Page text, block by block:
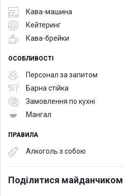
Кава-машина
Кейтеринг
Кава-брейки
ОСОБЛИВОСТІ
Персонал за запитом
Барна стійка
Замовлення по кухні
Мангал
ПРАВИЛА
Алкоголь з собою
Поділитися майданчиком